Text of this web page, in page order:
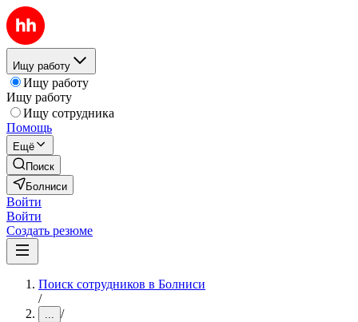
Ищу работу
Ищу работу
Ищу работу
Ищу сотрудника
Помощь
Ещё
Поиск
Болниси
Войти
Войти
Создать резюме
Поиск сотрудников в Болниси
/
... /